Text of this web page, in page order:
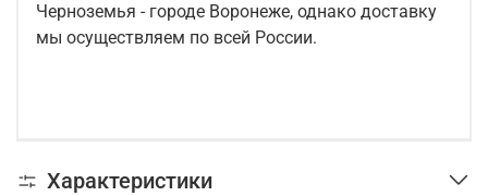
Черноземья - городе Воронеже, однако доставку
мы осуществляем по всей России.
Характеристики